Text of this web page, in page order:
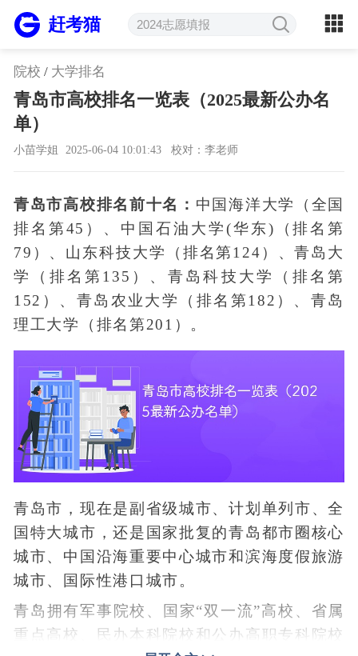
赶考猫
院校 / 大学排名
青岛市高校排名一览表（2025最新公办名
单）
小苗学姐 2025-06-04 10:01:43 校对：李老师
青岛市高校排名前十名： 中国海洋大学（全国
排名第45）、中国石油大学(华东)（排名第
79）、山东科技大学（排名第124）、青岛大
学（排名第135）、青岛科技大学（排名第
152）、青岛农业大学（排名第182）、青岛
理工大学（排名第201）。
青岛市，现在是副省级城市、计划单列市、全
国特大城市，还是国家批复的青岛都市圈核心
城市、中国沿海重要中心城市和滨海度假旅游
城市、国际性港口城市。
青岛拥有军事院校、国家“双一流”高校、省属
重点高校、民办本科院校和公办高职专科院校